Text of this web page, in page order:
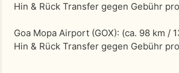
Hin & Rück Transfer gegen Gebühr
Goa Mopa Airport (GOX): (ca. 98 km /
Hin & Rück Transfer gegen Gebühr